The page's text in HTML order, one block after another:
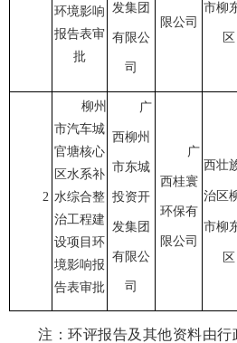
环境影响
报告表审
批
发集团
有限公
司
限公司
市柳
区
2
柳州
市汽车城
官塘核心
区水系补
水综合整
治工程建
设项目环
境影响报
告表审批
广
西柳州
市东城
投资开
发集团
有限公
司
广
西桂寰
环保有
限公司
西壮
治区
市柳
区
注：环评报告及其他资料由行